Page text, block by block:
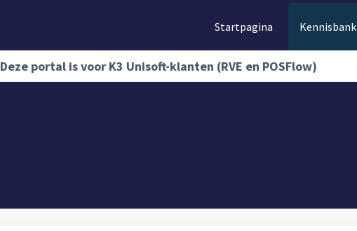
Startpagina Kennisbank
Deze portal is voor K3 Unisoft-klanten (RVE en POSFlow)